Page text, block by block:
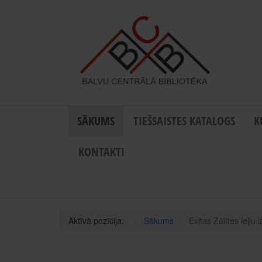
SĀKUMS TIEŠSAISTES KATALOGS
KONTAKTI
Aktīvā pozīcija: Sākums Evitas Zālītes leļļu